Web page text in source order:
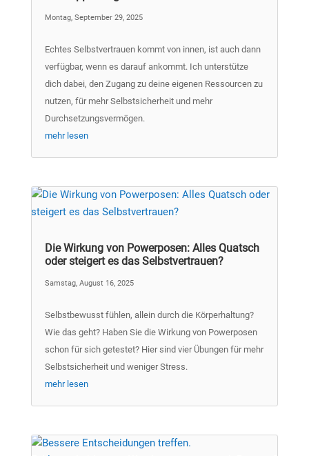
Montag, September 29, 2025
Echtes Selbstvertrauen kommt von innen, ist auch dann
verfügbar, wenn es darauf ankommt. Ich unterstütze
dich dabei, den Zugang zu deine eigenen Ressourcen zu
nutzen, für mehr Selbstsicherheit und mehr
Durchsetzungsvermögen.
mehr lesen
Die Wirkung von Powerposen: Alles Quatsch
oder steigert es das Selbstvertrauen?
Samstag, August 16, 2025
Selbstbewusst fühlen, allein durch die Körperhaltung?
Wie das geht? Haben Sie die Wirkung von Powerposen
schon für sich getestet? Hier sind vier Übungen für mehr
Selbstsicherheit und weniger Stress.
mehr lesen